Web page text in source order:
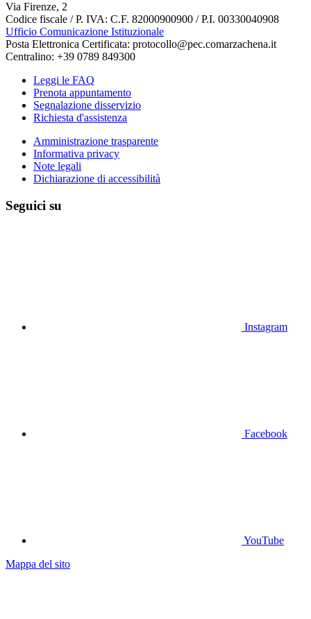
Via Firenze, 2
Codice fiscale / P. IVA: C.F. 82000900900 / P.I. 00330040908
Ufficio Comunicazione Istituzionale
Posta Elettronica Certificata: protocollo@pec.comarzachena.it
Centralino: +39 0789 849300
Leggi le FAQ
Prenota appuntamento
Segnalazione disservizio
Richiesta d'assistenza
Amministrazione trasparente
Informativa privacy
Note legali
Dichiarazione di accessibilità
Seguici su
Instagram
Facebook
YouTube
Mappa del sito